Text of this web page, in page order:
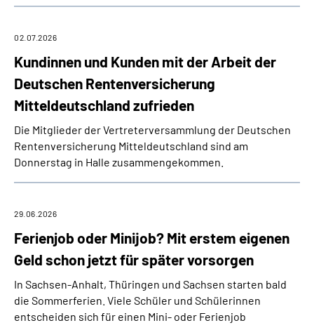
Kundinnen und Kunden mit der Arbeit der
Deutschen Rentenversicherung
Mitteldeutschland zufrieden
02.07.2026
Die Mitglieder der Vertreterversammlung der Deutschen
Rentenversicherung Mitteldeutschland sind am
Donnerstag in Halle zusammengekommen.
Ferienjob oder Minijob? Mit erstem eigenen
Geld schon jetzt für später vorsorgen
29.06.2026
In Sachsen-Anhalt, Thüringen und Sachsen starten bald
die Sommerferien. Viele Schüler und Schülerinnen
entscheiden sich für einen Mini- oder Ferienjob